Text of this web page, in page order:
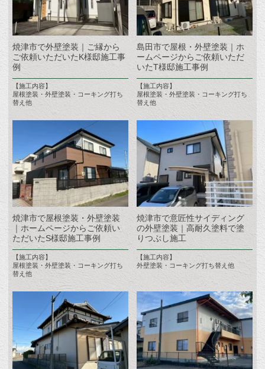
焼津市で外壁塗装｜ご縁から
ご依頼いただいたK様邸施工事
例
【施工内容】
屋根塗装・外壁塗装・コーキング打ち
替え他
島田市で屋根・外壁塗装｜ホ
ームページからご依頼いただ
いたT様邸施工事例
【施工内容】
屋根塗装・外壁塗装・コーキング打ち
替え他
焼津市で屋根塗装・外壁塗装
｜ホームページからご依頼い
ただいたS様邸施工事例
【施工内容】
屋根塗装・外壁塗装・コーキング打ち
替え他
焼津市で意匠性サイディング
の外壁塗装｜高耐久塗料で塗
りつぶし施工
【施工内容】
外壁塗装・コーキング打ち替え他